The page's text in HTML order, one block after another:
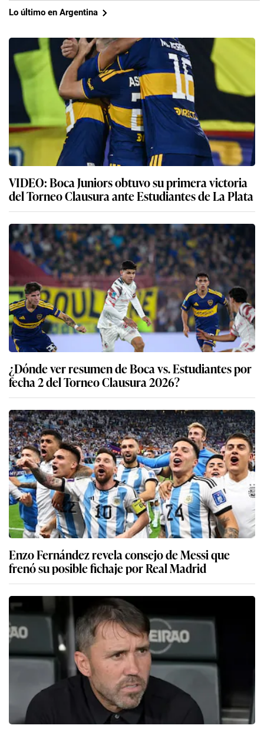
Lo último en Argentina
VIDEO: Boca Juniors obtuvo su primera victoria
del Torneo Clausura ante Estudiantes de La Plata
¿Dónde ver resumen de Boca vs. Estudiantes por
fecha 2 del Torneo Clausura 2026?
Enzo Fernández revela consejo de Messi que
frenó su posible fichaje por Real Madrid